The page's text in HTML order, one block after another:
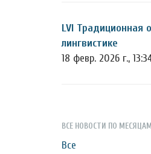
LVI Традиционная
лингвистике
18 февр. 2026 г.,
ВСЕ НОВОСТИ ПО МЕСЯЦАМ
Все